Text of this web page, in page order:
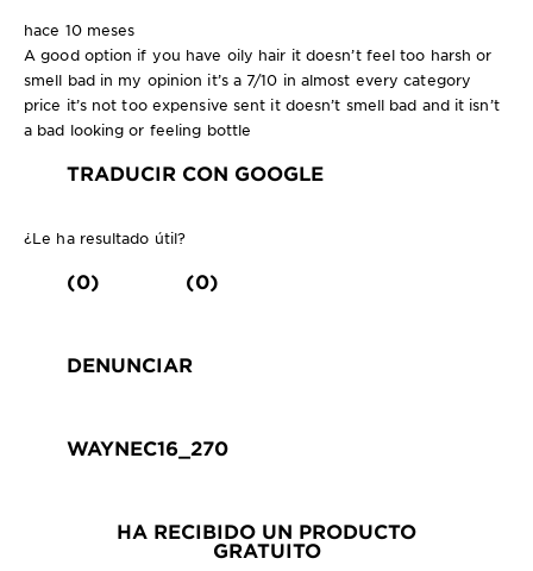
hace 10 meses
A good option if you have oily hair it doesn’t feel too harsh or
smell bad in my opinion it’s a 7/10 in almost every category
price it’s not too expensive sent it doesn’t smell bad and it isn’t
a bad looking or feeling bottle
TRADUCIR CON GOOGLE
¿Le ha resultado útil?
(0) (0)
DENUNCIAR
WAYNEC16_270
HA RECIBIDO UN PRODUCTO
GRATUITO